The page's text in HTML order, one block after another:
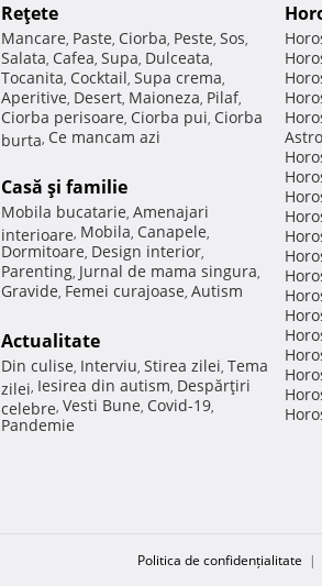
Reţete
Mancare, Paste, Ciorba, Peste, Sos,
Salata, Cafea, Supa, Dulceata,
Tocanita, Cocktail, Supa crema,
Aperitive, Desert, Maioneza, Pilaf,
Ciorba perisoare, Ciorba pui, Ciorba
burta, Ce mancam azi
Casă şi familie
Mobila bucatarie, Amenajari
interioare, Mobila, Canapele,
Dormitoare, Design interior,
Parenting, Jurnal de mama singura,
Gravide, Femei curajoase, Autism
Actualitate
Din culise, Interviu, Stirea zilei, Tema
zilei, Iesirea din autism, Despărţiri
celebre, Vesti Bune, Covid-19,
Pandemie
Politica de confidențialitate |